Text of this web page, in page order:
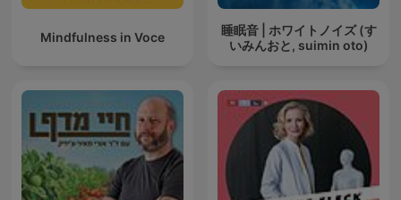
Mindfulness in Voce
睡眠音 | ホワイトノイズ (す
いみんおと, suimin oto)